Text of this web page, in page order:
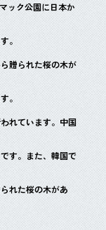
ック公園に日本か
。
贈られた桜の木が
。
れています。中国
す。また、韓国で
れた桜の木があ